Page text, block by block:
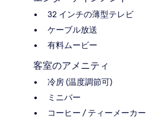
32 インチの薄型テレビ
ケーブル放送
有料ムービー
客室のアメニティ
冷房 (温度調節可)
ミニバー
コーヒー / ティーメーカー